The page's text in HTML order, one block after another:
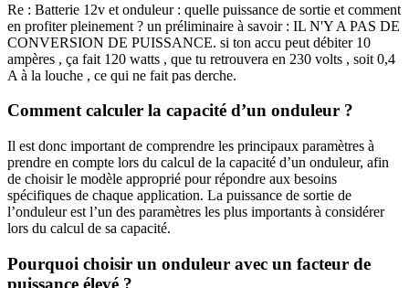
Re : Batterie 12v et onduleur : quelle puissance de sortie et comment
en profiter pleinement ? un préliminaire à savoir : IL N'Y A PAS DE
CONVERSION DE PUISSANCE. si ton accu peut débiter 10
ampères , ça fait 120 watts , que tu retrouvera en 230 volts , soit 0,4
A à la louche , ce qui ne fait pas derche.
Comment calculer la capacité d’un onduleur ?
Il est donc important de comprendre les principaux paramètres à
prendre en compte lors du calcul de la capacité d’un onduleur, afin
de choisir le modèle approprié pour répondre aux besoins
spécifiques de chaque application. La puissance de sortie de
l’onduleur est l’un des paramètres les plus importants à considérer
lors du calcul de sa capacité.
Pourquoi choisir un onduleur avec un facteur de
puissance élevé ?